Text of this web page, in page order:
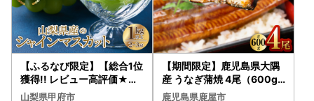
【ふるなび限定】【総合1位
獲得!! レビュー高評価★】
〈2026年度配送分〉山梨
山梨県甲府市
【期間限定】鹿児島県大隅
産 うなぎ蒲焼 4尾（600g
） KN007-004-04-cp18
鹿児島県鹿屋市